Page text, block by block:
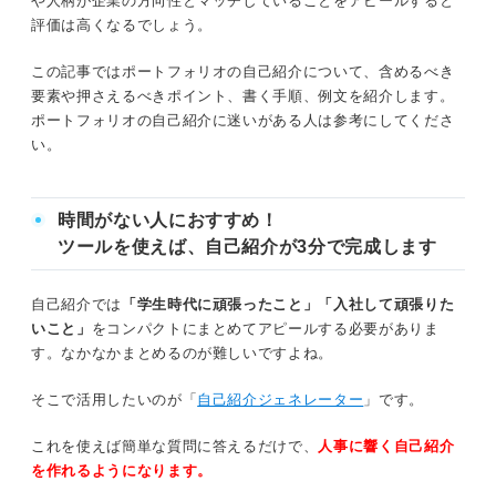
②各項目の内容を考える
③手書きで大まかなレイアウトを作成する
④デザインソフトを利用して作成する
上手にポートフォリオの自己紹介を作成するコツ
簡単にポートフォリオを作成できるサービ
スを利用する
とにかくたくさんのポートフォリオに触れ
てみる
もらう
自身が持つ世界観とデザインを統一させる
評価は高くなるでしょう。
この記事ではポートフォリオの自己紹介について、含めるべき
要素や押さえるべきポイント、書く手順、例文を紹介します。
ポートフォリオの自己紹介に迷いがある人は参考にしてくださ
い。
時間がない人におすすめ！
ツールを使えば、自己紹介が3分で完成します
自己紹介では 「学生時代に頑張ったこと」「入社して頑張りた
いこと」 をコンパクトにまとめてアピールする必要がありま
す。なかなかまとめるのが難しいですよね。
そこで活用したいのが「 自己紹介ジェネレーター 」です。
これを使えば簡単な質問に答えるだけで、 人事に響く自己紹介
を作れるようになります。
就活生の人柄を知るため
超重要！ ポートフォリオの自己紹介に含めるべき必須5要
②保有するスキル
③過去の受賞歴
④趣味や特技
⑤強みを発揮したエピソード
ント